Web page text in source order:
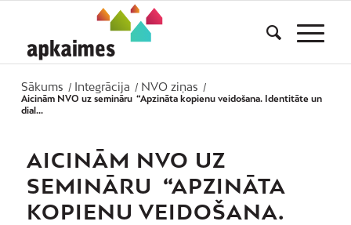
Sākums / Integrācija / NVO ziņas
/
Aicinām NVO uz semināru “Apzināta kopienu veidošana. Identitāte un
dial...
AICINĀM NVO UZ
SEMINĀRU “APZINĀTA
KOPIENU VEIDOŠANA.